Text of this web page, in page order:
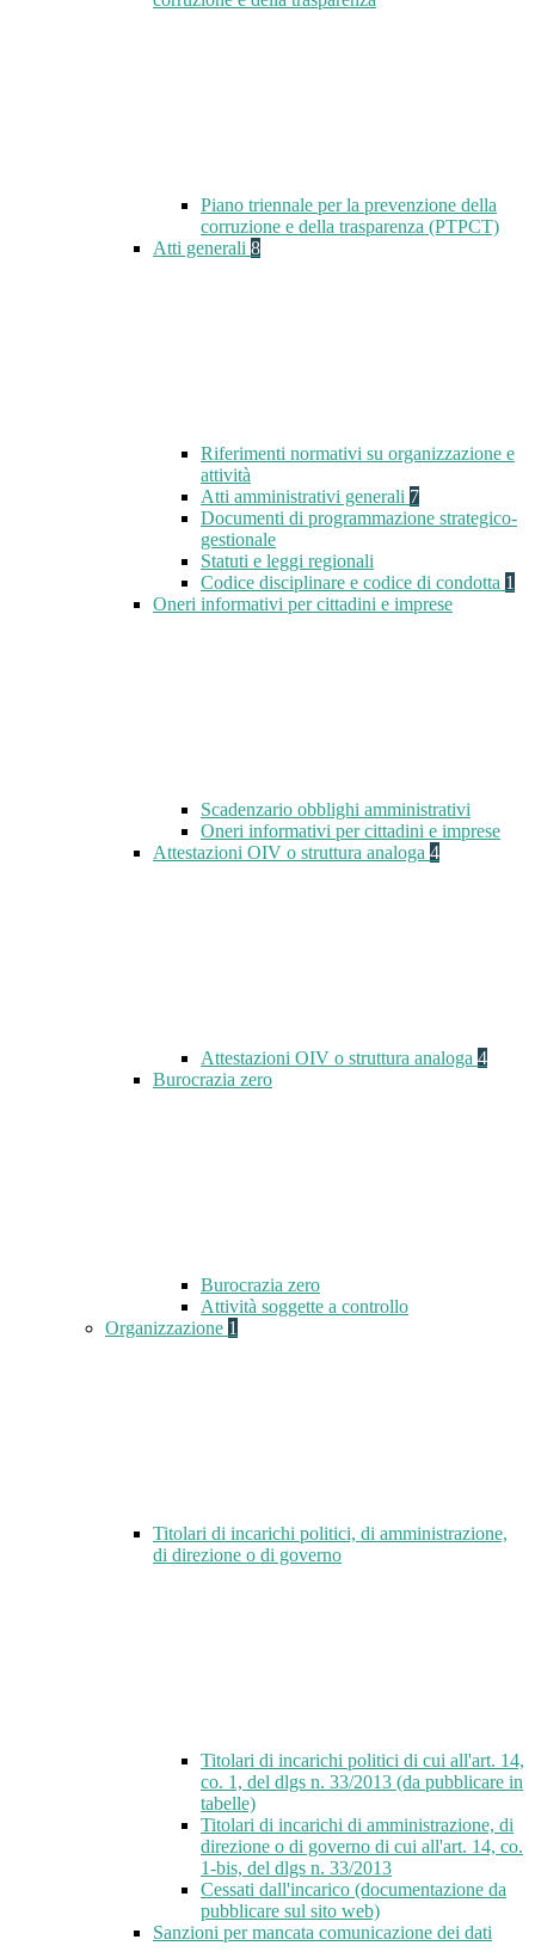
Piano triennale per la prevenzione della
corruzione e della trasparenza (PTPCT)
Atti generali 8
Riferimenti normativi su organizzazione e
attività
Atti amministrativi generali 7
Documenti di programmazione strategico-
gestionale
Statuti e leggi regionali
Codice disciplinare e codice di condotta 1
Oneri informativi per cittadini e imprese
Scadenzario obblighi amministrativi
Oneri informativi per cittadini e imprese
Attestazioni OIV o struttura analoga 4
Attestazioni OIV o struttura analoga 4
Burocrazia zero
Burocrazia zero
Attività soggette a controllo
Organizzazione 1
Titolari di incarichi politici, di amministrazione,
di direzione o di governo
Titolari di incarichi politici di cui all'art. 14,
co. 1, del dlgs n. 33/2013 (da pubblicare in
tabelle)
Titolari di incarichi di amministrazione, di
direzione o di governo di cui all'art. 14, co.
1-bis, del dlgs n. 33/2013
Cessati dall'incarico (documentazione da
pubblicare sul sito web)
Sanzioni per mancata comunicazione dei dati